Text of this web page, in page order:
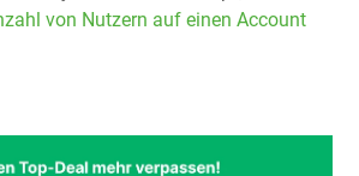
von Nutzern auf einen Account